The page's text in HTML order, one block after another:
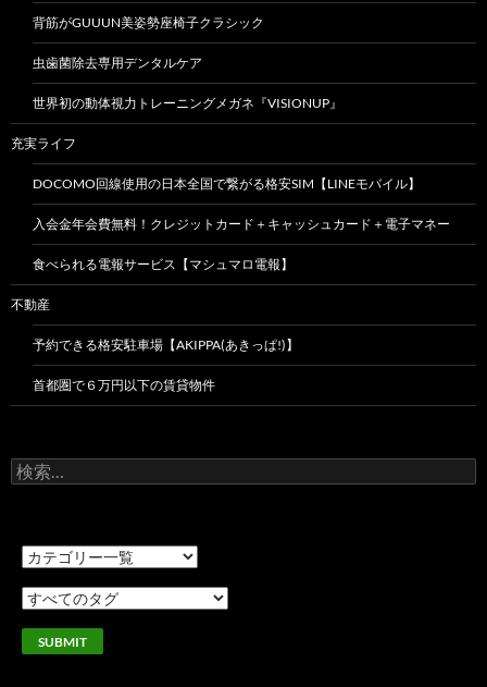
背筋がGUUUN美姿勢座椅子クラシック
虫歯菌除去専用デンタルケア
世界初の動体視力トレーニングメガネ『VISIONUP』
充実ライフ
DOCOMO回線使用の日本全国で繋がる格安SIM【LINEモバイル】
入会金年会費無料！クレジットカード＋キャッシュカード＋電子マネー
食べられる電報サービス【マシュマロ電報】
不動産
予約できる格安駐車場【AKIPPA(あきっぱ!)】
首都圏で６万円以下の賃貸物件
検
索: